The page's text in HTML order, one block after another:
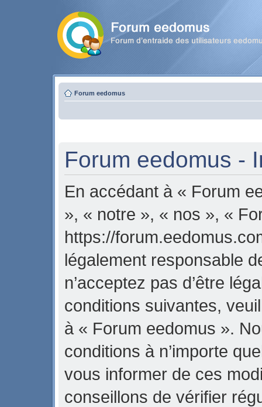
Forum eedomus
Forum eedomus -
En accédant à « Forum
», « notre », « nos », «
https://
légalement responsable
n’acceptez pas d’être
conditions suivantes,
à « Forum eedomus ».
conditions à n’importe
vous informer de ces
conseillons de vérifier